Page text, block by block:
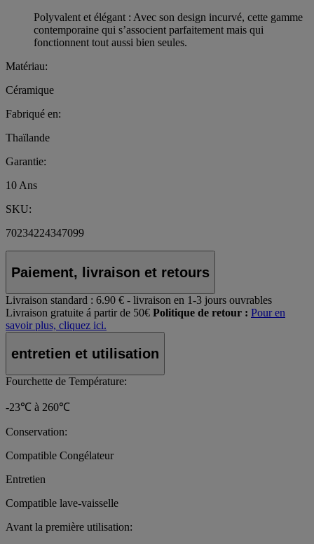
Polyvalent et élégant : Avec son design incurvé, cette gamme
contemporaine qui s’associent parfaitement mais qui
fonctionnent tout aussi bien seules.
Matériau:
Céramique
Fabriqué en:
Thaïlande
Garantie:
10 Ans
SKU:
70234224347099
Paiement, livraison et retours
Livraison standard : 6.90 € - livraison en 1-3 jours ouvrables
Livraison gratuite á partir de 50€ Politique de retour : Pour en
savoir plus, cliquez ici.
entretien et utilisation
Fourchette de Température:
-23℃ à 260℃
Conservation:
Compatible Congélateur
Entretien
Compatible lave-vaisselle
Avant la première utilisation: